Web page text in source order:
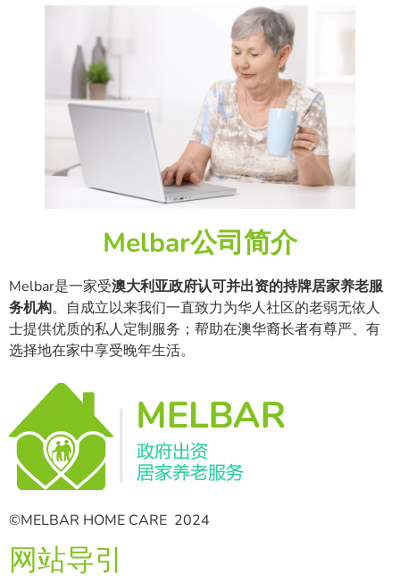
Melbar公司简介
Melbar是一家受澳大利亚政府认可并出资的持牌居家养老服
务机构。自成立以来我们一直致力为华人社区的老弱无依人
士提供优质的私人定制服务；帮助在澳华裔长者有尊严、有
选择地在家中享受晚年生活。
©MELBAR HOME CARE 2024
网站导引